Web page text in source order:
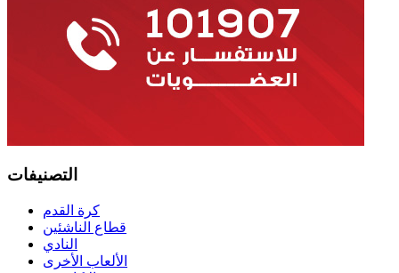
التصنيفات
كرة القدم
قطاع الناشئين
النادي
الألعاب الأخرى